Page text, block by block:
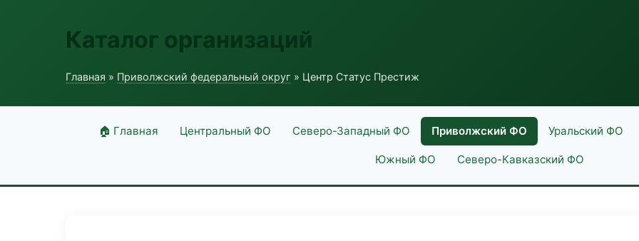
Каталог организаций
Главная » Приволжский федеральный округ » Центр Статус Престиж
🏠 Главная Центральный ФО Северо-Западный ФО Приволжский ФО Уральский ФО
Южный ФО Северо-Кавказский ФО